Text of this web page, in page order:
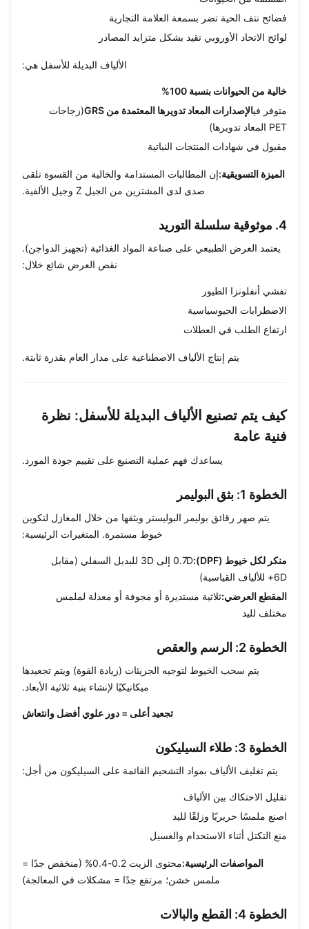
فضائح نتف الحية تضر بسمعة العلامة التجارية
لوائح الاتحاد الأوروبي تقيد بشكل متزايد المصادر
الألياف البديلة للأسفل هي:
خالية من الحيوانات بنسبة 100%
متوفر فيالإصدارات المعاد تدويرها المعتمدة من GRS
(زجاجات
PET المعاد تدويرها)
مقبول في شهادات المنتجات النباتية
الميزة التسويقية:إن المطالبات المستدامة والخالية من القسوة تلقى
صدى لدى المشترين من الجيل Z وجيل الألفية.
4. موثوقية سلسلة التوريد
يعتمد العرض الطبيعي على صناعة المواد الغذائية (تجهيز الدواجن).
نقص العرض شائع خلال:
تفشي أنفلونزا الطيور
الاضطرابات الجيوسياسية
ارتفاع الطلب في العطلات
يتم إنتاج الألياف الاصطناعية على مدار العام بقدرة ثابتة.
كيف يتم تصنيع الألياف البديلة للأسفل: نظرة
فنية عامة
يساعدك فهم عملية التصنيع على تقييم جودة المورد.
الخطوة 1: بثق البوليمر
يتم صهر رقائق بوليمر البوليستر وبثقها من خلال المغازل لتكوين
خيوط مستمرة. المتغيرات الرئيسية:
منكر لكل خيوط (DPF):
0.7D إلى 3D للبديل السفلي (مقابل
6D+ للألياف القياسية)
المقطع العرضي:ثلاثية مستديرة أو مجوفة أو معدلة لملمس
مختلف لليد
الخطوة 2: الرسم والعقص
يتم سحب الخيوط لتوجيه الجزيئات (زيادة القوة) ويتم تجعيدها
ميكانيكيًا لإنشاء بنية ثلاثية الأبعاد.
تجعيد أعلى = دور علوي أفضل وانتعاش
الخطوة 3: طلاء السيليكون
يتم تغليف الألياف بمواد التشحيم القائمة على السيليكون من أجل:
تقليل الاحتكاك بين الألياف
اصنع ملمسًا حريريًا وزلقًا لليد
منع التكتل أثناء الاستخدام والغسيل
المواصفات الرئيسية:
محتوى الزيت 0.2-0.4% (منخفض جدًا =
ملمس خشن؛ مرتفع جدًا = مشكلات في المعالجة)
الخطوة 4: القطع والبالات